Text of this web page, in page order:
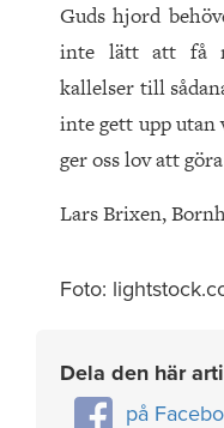
Guds hjord
inte lätt att få
kallelser till
inte gett upp utan
ger oss lov att
Lars Brixen,
Foto:
Dela den här
på